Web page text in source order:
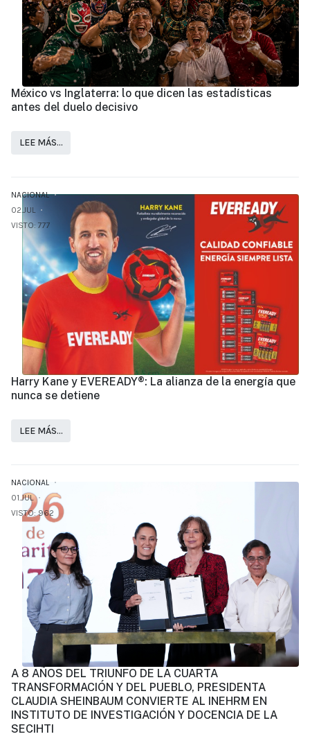
México vs Inglaterra: lo que dicen las estadísticas
antes del duelo decisivo
LEE MÁS…
NACIONAL
02.JUL
VISTO: 777
Harry Kane y EVEREADY®: La alianza de la energía que
nunca se detiene
LEE MÁS…
NACIONAL
01.JUL
VISTO: 962
A 8 AÑOS DEL TRIUNFO DE LA CUARTA
TRANSFORMACIÓN Y DEL PUEBLO, PRESIDENTA
CLAUDIA SHEINBAUM CONVIERTE AL INEHRM EN
INSTITUTO DE INVESTIGACIÓN Y DOCENCIA DE LA
SECIHTI